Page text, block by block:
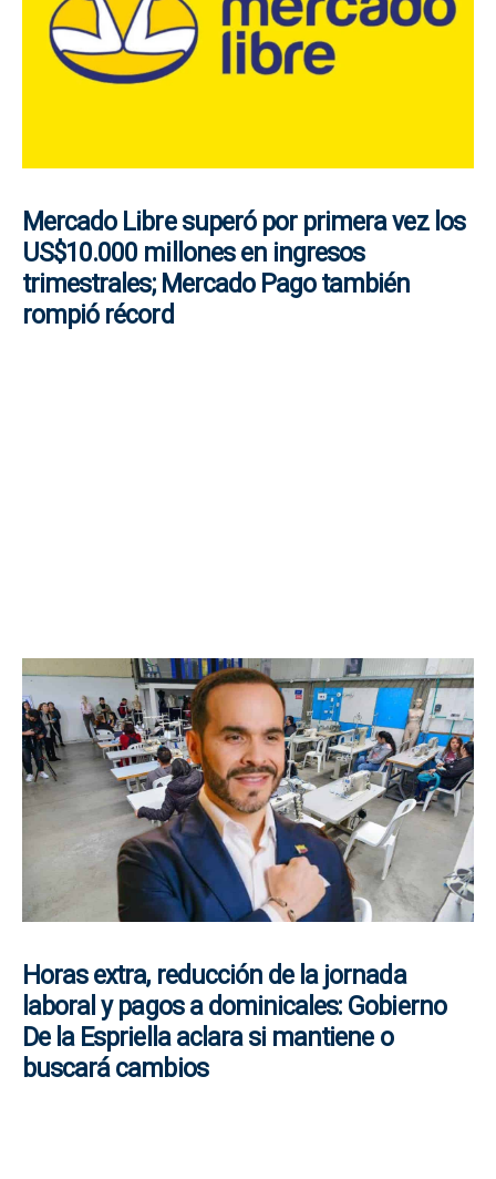
Mercado Libre superó por primera vez los
US$10.000 millones en ingresos
trimestrales; Mercado Pago también
rompió récord
Horas extra, reducción de la jornada
laboral y pagos a dominicales: Gobierno
De la Espriella aclara si mantiene o
buscará cambios